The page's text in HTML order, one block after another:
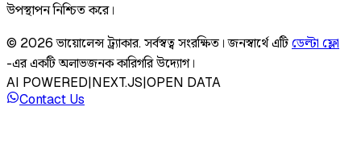
উপস্থাপন নিশ্চিত করে।
© 2026 ভায়োলেন্স ট্র্যাকার.সর্বস্বত্ব সংরক্ষিত। জনস্বার্থে এটিডেল্টা ফ্লো
-এর একটি অলাভজনক কারিগরি উদ্যোগ।
AI POWERED|NEXT.JS|OPEN DATA
Contact Us